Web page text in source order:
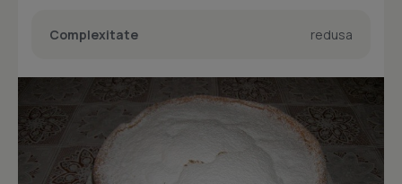
Complexitate redusa